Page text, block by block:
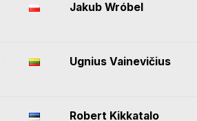
Jakub Wróbel
Ugnius Vainevičius
Robert Kikkatalo